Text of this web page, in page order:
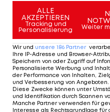
sei das zuzutrauen und
Glücksfee auch einmal
Alaba, der in
Kreuzbandrisses als
Betreuerfunktion dabei
der Mannschaft eine
davon, dass das Team
ALLE
AKZEPTIEREN
Tracking und
Personalisierung
Weiter
Wir und unsere 186 Partner
Ihre IP-Adresse und Browser-
Speichern von oder Zugriff auf
Personalisierte Werbung und
der Performance von Inhalten,
und Verbesserung von Angeboten
Diese Zwecke können unter
und Identifikation durch Scannen
Manche Partner verwenden für
Interesse als Rechtsgrundlage